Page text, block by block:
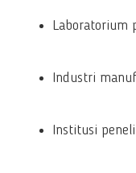
Laboratorium
Industri
Institusi